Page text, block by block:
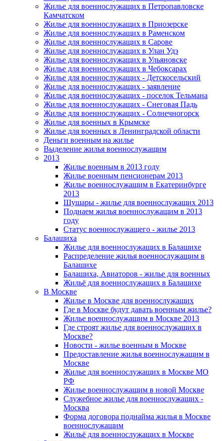
Жилье для военнослужащих в Петропавловске
Камчатском
Жилье для военнослужащих в Приозерске
Жилье для военнослужащих в Раменском
Жилье для военнослужащих в Сарове
Жилье для военнослужащих в Улан Удэ
Жилье для военнослужащих в Ульяновске
Жилье для военнослужащих в Чебоксарах
Жилье для военнослужащих - Детскосельский
Жилье для военнослужащих - заявление
Жилье для военнослужащих - поселок Тельмана
Жилье для военнослужащих - Снеговая Падь
Жилье для военнослужащих - Солнечногорск
Жилье для военных в Крымске
Жилье для военных в Ленинградской области
Деньги военным на жилье
Выделение жилья военнослужащим
2013
Жилье военным в 2013 году
Жилье военным пенсионерам 2013
Жилье военнослужащим в Екатеринбурге
2013
Шушары - жилье для военнослужащих 2013
Поднаем жилья военнослужащим в 2013
году
Статус военнослужащего - жилье 2013
Балашиха
Жилье для военнослужащих в Балашихе
Распределение жилья военнослужащим в
Балашихе
Балашиха, Авиаторов - жилье для военных
Жильё для военнослужащих в Балашихе
В Москве
Жилье в Москве для военнослужащих
Где в Москве будут давать военным жилье?
Жилье военнослужащим в Москве 2013
Где строят жилье для военнослужащих в
Москве?
Новости - жилье военным в Москве
Предоставление жилья военнослужащим в
Москве
Жилье для военнослужащих в Москве МО
РФ
Жилье военнослужащим в новой Москве
Служебное жилье для военнослужащих -
Москва
Форма договора поднайма жилья в Москве
военнослужащим
Жильё для военнослужащих в Москве